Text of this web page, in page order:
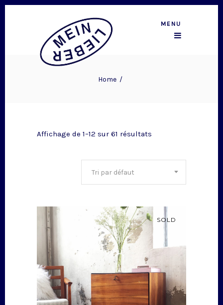
MENU
Home/
Affichage de 1–12 sur 61 résultats
Tri par défaut
SOLD